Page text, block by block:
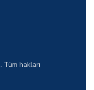
Tüm hakları